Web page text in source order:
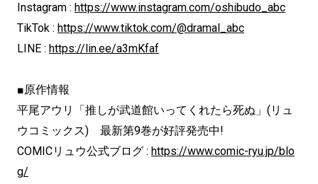
Instagram : https://www.instagram.com/oshibudo_abc
TikTok : https://www.tiktok.com/@dramal_abc
LINE : https://lin.ee/a3mKfaf
■原作情報
平尾アウリ「推しが武道館いってくれたら死ぬ」(リュ
ウコミックス) 最新第9巻が好評発売中!
COMICリュウ公式ブログ : https://www.comic-ryu.jp/blo
g/